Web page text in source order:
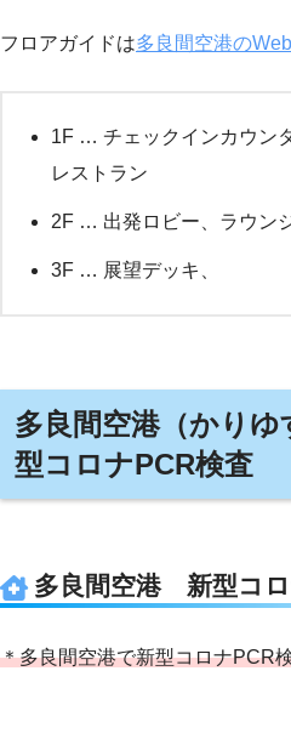
フロアガイドは多良間空港の
1F … チェックインカウン
レストラン
2F … 出発ロビー、ラウン
3F … 展望デッキ、
多良間空港（かりゆ
型コロナPCR検査
多良間空港 新型コ
＊多良間空港で新型コロナPCR